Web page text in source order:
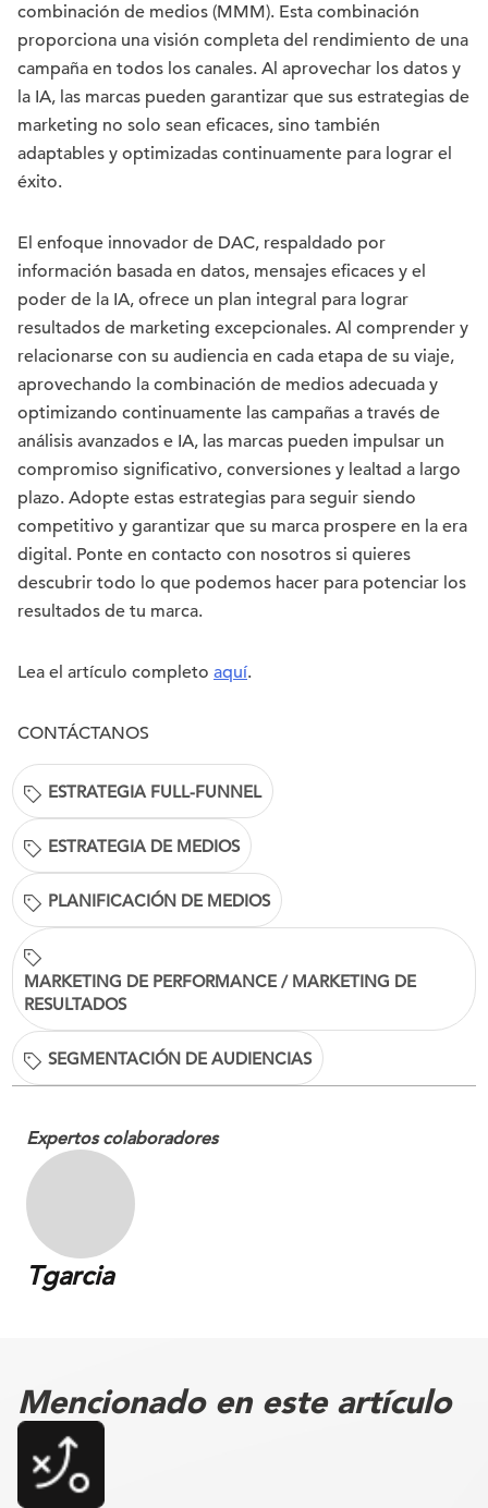
combinación de medios (MMM). Esta combinación
proporciona una visión completa del rendimiento de una
campaña en todos los canales. Al aprovechar los datos y
la IA, las marcas pueden garantizar que sus estrategias de
marketing no solo sean eficaces, sino también
adaptables y optimizadas continuamente para lograr el
éxito.
El enfoque innovador de DAC, respaldado por
información basada en datos, mensajes eficaces y el
poder de la IA, ofrece un plan integral para lograr
resultados de marketing excepcionales. Al comprender y
relacionarse con su audiencia en cada etapa de su viaje,
aprovechando la combinación de medios adecuada y
optimizando continuamente las campañas a través de
análisis avanzados e IA, las marcas pueden impulsar un
compromiso significativo, conversiones y lealtad a largo
plazo. Adopte estas estrategias para seguir siendo
competitivo y garantizar que su marca prospere en la era
digital. Ponte en contacto con nosotros si quieres
descubrir todo lo que podemos hacer para potenciar los
resultados de tu marca.
Lea el artículo completo aquí.
CONTÁCTANOS
ESTRATEGIA FULL-FUNNEL
ESTRATEGIA DE MEDIOS
PLANIFICACIÓN DE MEDIOS
MARKETING DE PERFORMANCE / MARKETING DE
RESULTADOS
SEGMENTACIÓN DE AUDIENCIAS
Expertos colaboradores
Tgarcia
Mencionado en este artículo